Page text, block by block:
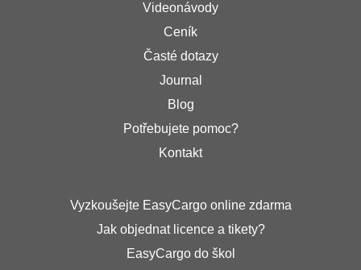
Videonávody
Ceník
Časté dotazy
Journal
Blog
Potřebujete pomoc?
Kontakt
Vyzkoušejte EasyCargo online zdarma
Jak objednat licence a tikety?
EasyCargo do škol